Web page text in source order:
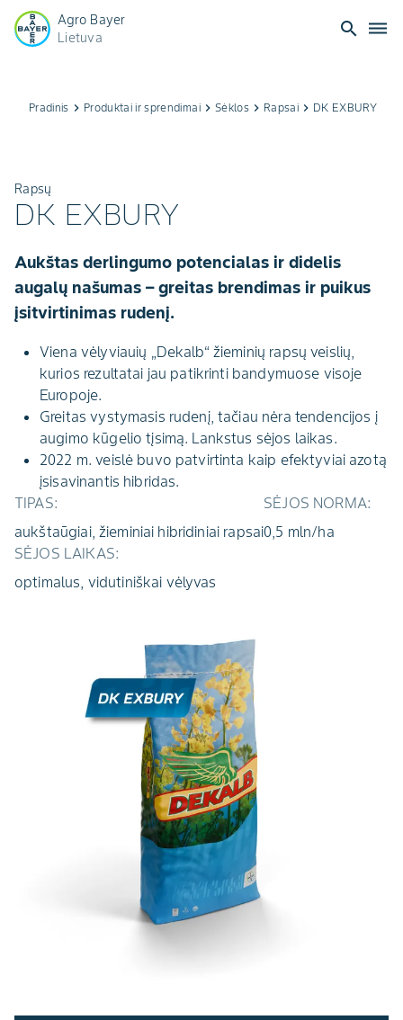
Agro Bayer
Lietuva
search dehaze
Pradinis keyboard_arrow_right Produktai ir sprendimaikeyboard_arrow_right Sėkloskeyboard_arrow_right Rapsai keyboard_arrow_right DK EXBURY
Rapsų
DK EXBURY
Aukštas derlingumo potencialas ir didelis
augalų našumas – greitas brendimas ir puikus
įsitvirtinimas rudenį.
Viena vėlyviauių „Dekalb“ žieminių rapsų veislių,
kurios rezultatai jau patikrinti bandymuose visoje
Europoje.
Greitas vystymasis rudenį, tačiau nėra tendencijos į
augimo kūgelio tįsimą. Lankstus sėjos laikas.
2022 m. veislė buvo patvirtinta kaip efektyviai azotą
įsisavinantis hibridas.
TIPAS:
aukštaūgiai, žieminiai hibridiniai rapsai
SĖJOS NORMA:
0,5 mln/ha
SĖJOS LAIKAS:
optimalus, vidutiniškai vėlyvas